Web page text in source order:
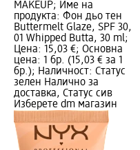
MAKEUP; Име на
продукта: Фон дьо тен
Buttermelt Glaze, SPF 30,
01 Whipped Butta, 30 ml;
Цена: 15,03 €; Основна
цена: 1 бр. (15,03 € за 1
бр.); Наличност: Статус
зелен Налично за
доставка, Статус сив
Изберете dm магазин